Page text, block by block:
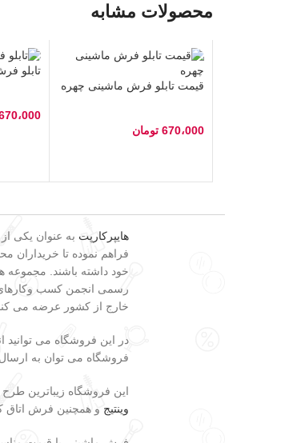
محصولات مشابه
قیمت تابلو فرش ماشینی چهره
670،000 تومان
تابلو
هایپرکارپت
فراهم نموده تا خریداران
خود داشته باشند. مجموعه
رسمی انجمن کسب وکارهای
خارج از کشور عرضه می
در این فروشگاه می
فروشگاه می توان به ارسال سریع و رایگان، تضمین
این فروشگاه زیباترین
وینتیج و همچنین فرش اتاق